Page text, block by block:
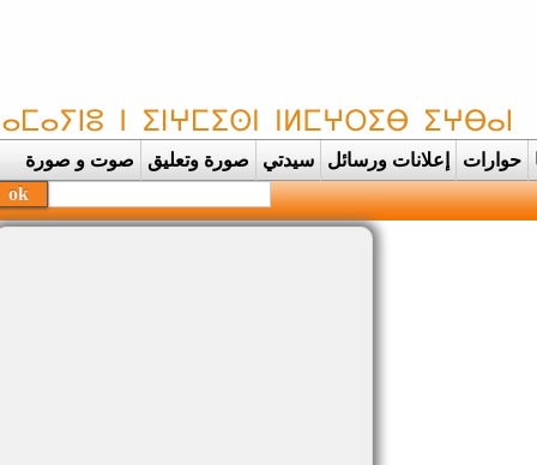
حوارات إعلانات ورسائل سيدتي صورة وتعليق صوت و صورة